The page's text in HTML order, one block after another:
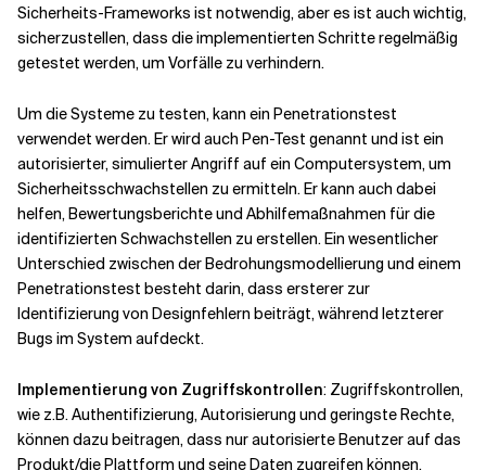
Sicherheits-Frameworks ist notwendig, aber es ist auch wichtig,
sicherzustellen, dass die implementierten Schritte regelmäßig
getestet werden, um Vorfälle zu verhindern.
Um die Systeme zu testen, kann ein Penetrationstest
verwendet werden. Er wird auch Pen-Test genannt und ist ein
autorisierter, simulierter Angriff auf ein Computersystem, um
Sicherheitsschwachstellen zu ermitteln. Er kann auch dabei
helfen, Bewertungsberichte und Abhilfemaßnahmen für die
identifizierten Schwachstellen zu erstellen. Ein wesentlicher
Unterschied zwischen der Bedrohungsmodellierung und einem
Penetrationstest besteht darin, dass ersterer zur
Identifizierung von Designfehlern beiträgt, während letzterer
Bugs im System aufdeckt.
Implementierung von Zugriffskontrollen: Zugriffskontrollen,
wie z.B. Authentifizierung, Autorisierung und geringste Rechte,
können dazu beitragen, dass nur autorisierte Benutzer auf das
Produkt/die Plattform und seine Daten zugreifen können.